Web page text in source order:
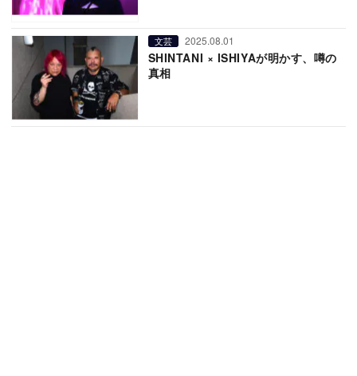
文芸 2025.08.01
SHINTANI × ISHIYAが明かす、噂の
真相